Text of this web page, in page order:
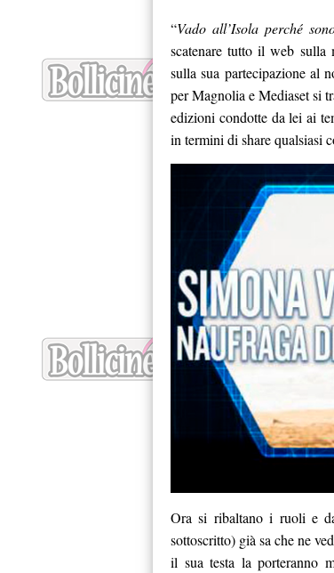
“Vado all’Isola perché
scatenare tutto il web
sulla sua partecipazione al
per Magnolia e Mediaset si
edizioni condotte da lei ai
in termini di share qualsiasi
Ora si ribaltano i ruoli e
sottoscritto) già sa che ne
il sua testa la porteranno